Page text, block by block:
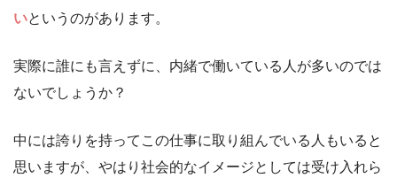
いというのがあります。
実際に誰にも言えずに、内緒で働いている人が多いのでは
ないでしょうか？
中には誇りを持ってこの仕事に取り組んでいる人もいると
思いますが、やはり社会的なイメージとしては受け入れら